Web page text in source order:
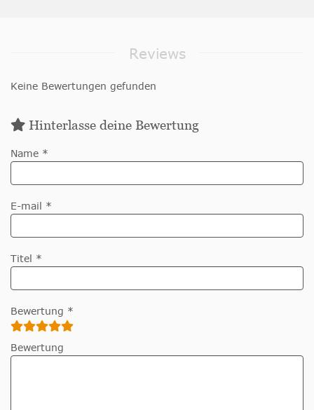
Reviews
Keine Bewertungen gefunden
Hinterlasse deine Bewertung
Name *
E-mail *
Titel *
Bewertung *
Bewertung